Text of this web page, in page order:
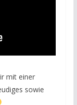
mit einer
sowie